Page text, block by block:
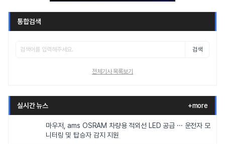
통합검색
검색
전체기사 목록보기
실시간 뉴스 +more
마우저, ams OSRAM 차량용 적외선 LED 공급 ··· 운전자 모
니터링 및 탑승자 감지 지원